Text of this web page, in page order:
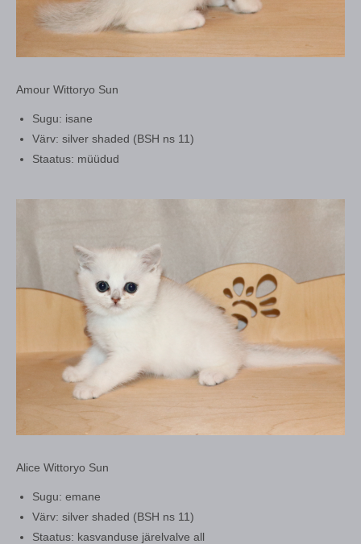
Amour Wittoryo Sun
Sugu: isane
Värv: silver shaded (BSH ns 11)
Staatus: müüdud
Alice Wittoryo Sun
Sugu: emane
Värv: silver shaded (BSH ns 11)
Staatus: kasvanduse järelvalve all